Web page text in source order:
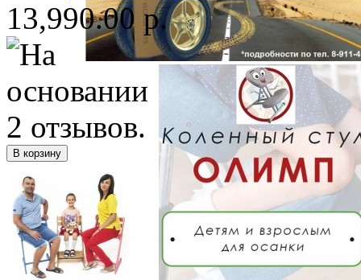
13,990.00 р.